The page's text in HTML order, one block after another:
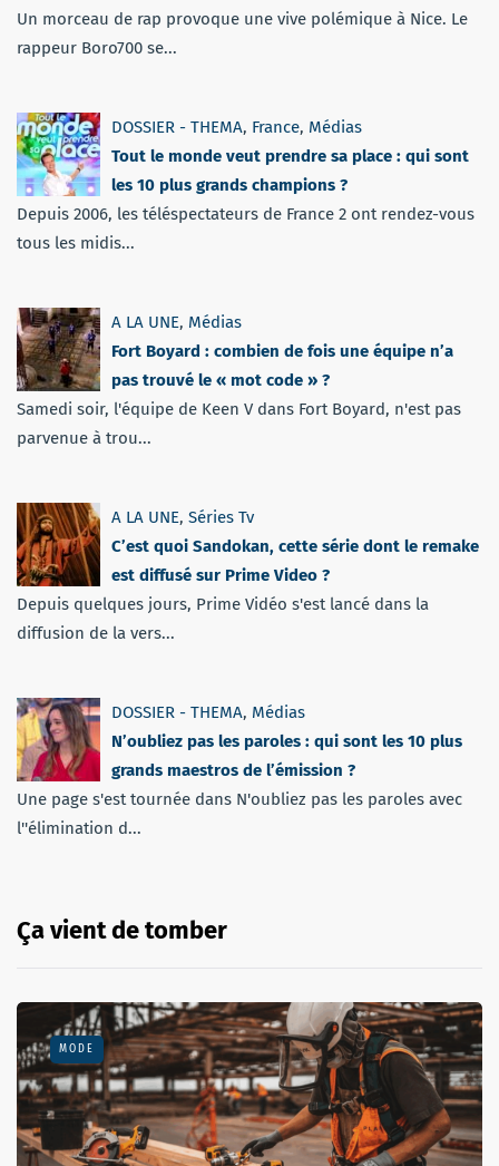
Un morceau de rap provoque une vive polémique à Nice. Le
rappeur Boro700 se...
DOSSIER - THEMA, France, Médias
Tout le monde veut prendre sa place : qui sont
les 10 plus grands champions ?
Depuis 2006, les téléspectateurs de France 2 ont rendez-vous
tous les midis...
A LA UNE, Médias
Fort Boyard : combien de fois une équipe n’a
pas trouvé le « mot code » ?
Samedi soir, l'équipe de Keen V dans Fort Boyard, n'est pas
parvenue à trou...
A LA UNE, Séries Tv
C’est quoi Sandokan, cette série dont le remake
est diffusé sur Prime Video ?
Depuis quelques jours, Prime Vidéo s'est lancé dans la
diffusion de la vers...
DOSSIER - THEMA, Médias
N’oubliez pas les paroles : qui sont les 10 plus
grands maestros de l’émission ?
Une page s'est tournée dans N'oubliez pas les paroles avec
l''élimination d...
Ça vient de tomber
MODE